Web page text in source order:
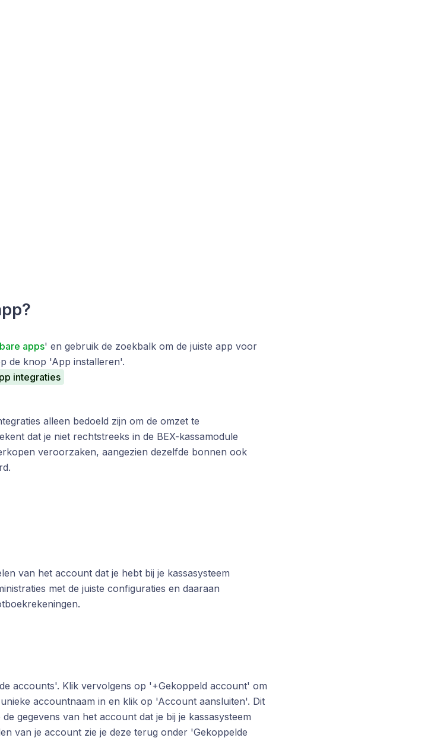
apps' en gebruik de zoekbalk om de juiste app voor
de knop 'App installeren'.
integraties
alleen bedoeld zijn om de omzet te
dat je niet rechtstreeks in de BEX-kassamodule
veroorzaken, aangezien dezelfde bonnen ook
van het account dat je hebt bij je kassasysteem
met de juiste configuraties en daaraan
accounts'. Klik vervolgens op '+Gekoppeld account' om
accountnaam in en klik op 'Account aansluiten'. Dit
gegevens van het account dat je bij je kassasysteem
van je account zie je deze terug onder 'Gekoppelde